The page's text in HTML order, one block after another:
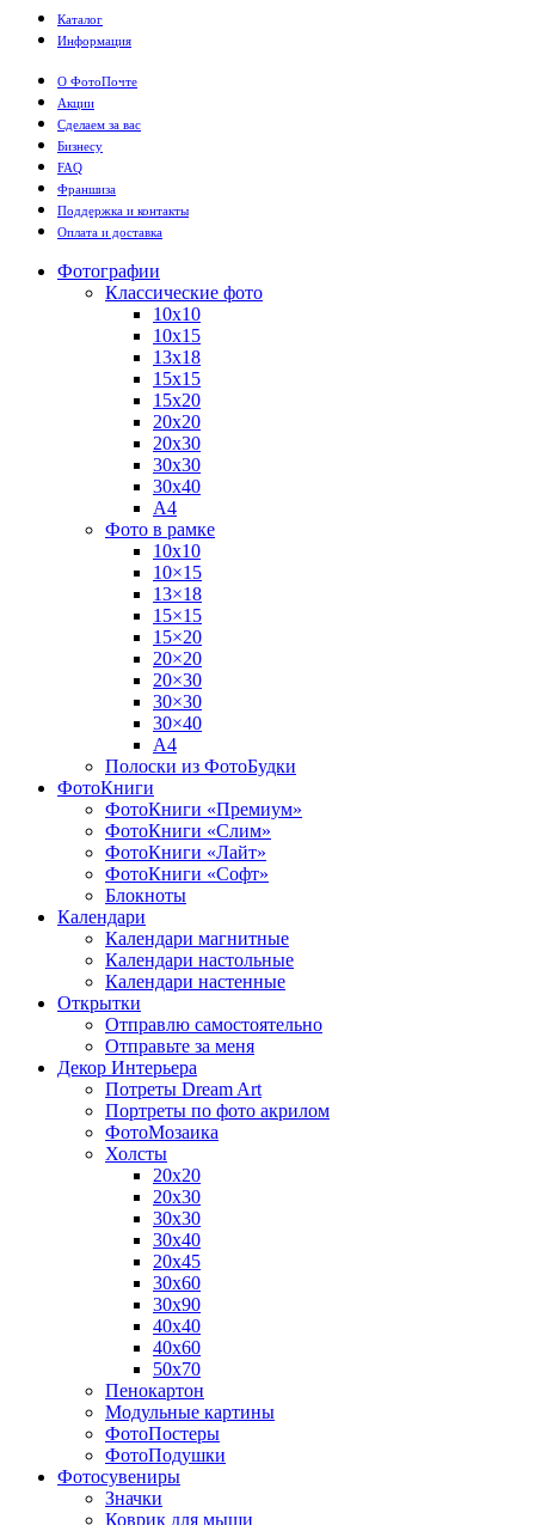
Каталог
Информация
О ФотоПочте
Акции
Сделаем за вас
Бизнесу
FAQ
Франшиза
Поддержка и контакты
Оплата и доставка
Фотографии
Классические фото
10х10
10х15
13х18
15х15
15х20
20х20
20х30
30х30
30х40
А4
Фото в рамке
10х10
10×15
13×18
15×15
15×20
20×20
20×30
30×30
30×40
A4
Полоски из ФотоБудки
ФотоКниги
ФотоКниги «Премиум»
ФотоКниги «Слим»
ФотоКниги «Лайт»
ФотоКниги «Софт»
Блокноты
Календари
Календари магнитные
Календари настольные
Календари настенные
Открытки
Отправлю самостоятельно
Отправьте за меня
Декор Интерьера
Потреты Dream Art
Портреты по фото акрилом
ФотоМозаика
Холсты
20х20
20х30
30х30
30х40
20х45
30х60
30х90
40х40
40х60
50х70
Пенокартон
Модульные картины
ФотоПостеры
ФотоПодушки
Фотоcувениры
Значки
Коврик для мыши